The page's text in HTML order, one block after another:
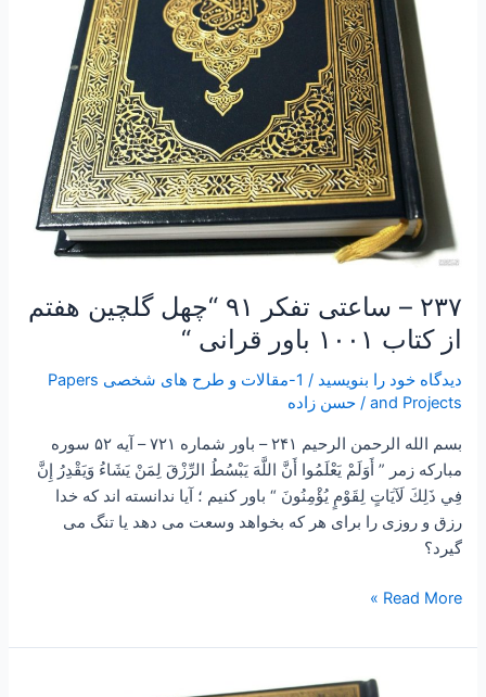
۲۳۷ – ساعتی تفکر ۹۱ “چهل گلچین هفتم
از کتاب ۱۰۰۱ باور قرانی “
دیدگاه‌ خود را بنویسید /
1-مقالات و طرح های شخصی Papers
and Projects
/حسن زاده
بسم الله الرحمن الرحیم ۲۴۱ – باور شماره ۷۲۱ – آیه ۵۲ سوره
مبارکه زمر ” أَوَلَمْ يَعْلَمُوا أَنَّ اللَّهَ يَبْسُطُ الرِّزْقَ لِمَنْ يَشَاءُ وَيَقْدِرُ إِنَّ
فِي ذَلِكَ لَآيَاتٍ لِقَوْمٍ يُؤْمِنُونَ “ باور کنیم ؛ آیا ندانسته اند که خدا
رزق و روزی را برای هر که بخواهد وسعت می دهد یا تنگ می
گیرد؟
کتاب
۱۰۰۱
باور
قرانی
Read More »